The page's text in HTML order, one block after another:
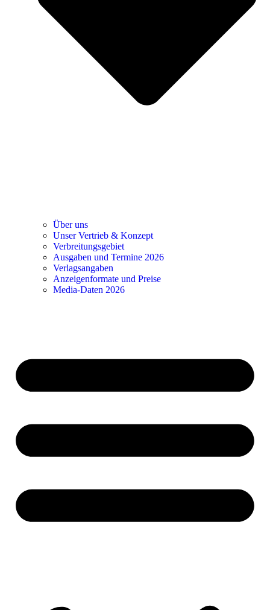
Über uns
Unser Vertrieb & Konzept
Verbreitungsgebiet
Ausgaben und Termine 2026
Verlagsangaben
Anzeigenformate und Preise
Media-Daten 2026